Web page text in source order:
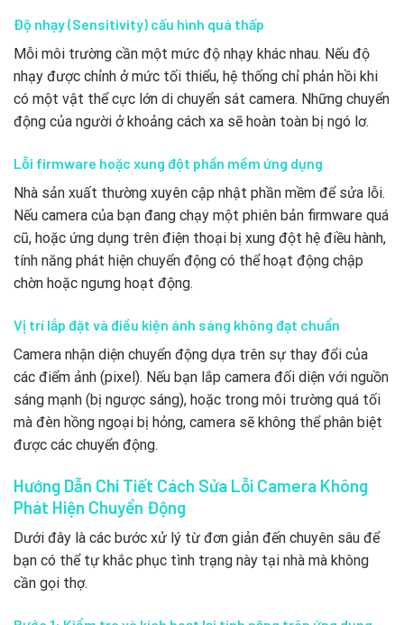
Độ nhạy (Sensitivity) cấu hình quá thấp
Mỗi môi trường cần một mức độ nhạy khác nhau. Nếu độ
nhạy được chỉnh ở mức tối thiểu, hệ thống chỉ phản hồi khi
có một vật thể cực lớn di chuyển sát camera. Những chuyển
động của người ở khoảng cách xa sẽ hoàn toàn bị ngó lơ.
Lỗi firmware hoặc xung đột phần mềm ứng dụng
Nhà sản xuất thường xuyên cập nhật phần mềm để sửa lỗi.
Nếu camera của bạn đang chạy một phiên bản firmware quá
cũ, hoặc ứng dụng trên điện thoại bị xung đột hệ điều hành,
tính năng phát hiện chuyển động có thể hoạt động chập
chờn hoặc ngưng hoạt động.
Vị trí lắp đặt và điều kiện ánh sáng không đạt chuẩn
Camera nhận diện chuyển động dựa trên sự thay đổi của
các điểm ảnh (pixel). Nếu bạn lắp camera đối diện với nguồn
sáng mạnh (bị ngược sáng), hoặc trong môi trường quá tối
mà đèn hồng ngoại bị hỏng, camera sẽ không thể phân biệt
được các chuyển động.
Hướng Dẫn Chi Tiết Cách Sửa Lỗi Camera Không
Phát Hiện Chuyển Động
Dưới đây là các bước xử lý từ đơn giản đến chuyên sâu để
bạn có thể tự khắc phục tình trạng này tại nhà mà không
cần gọi thợ.